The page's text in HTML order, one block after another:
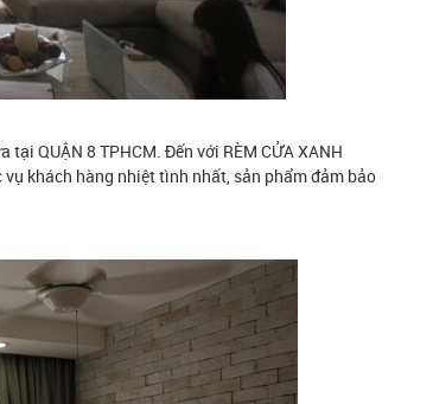
QUẬN 8 TPHCM. Đến với RÈM CỬA XANH
khách hàng nhiệt tình nhất, sản phẩm đảm bảo